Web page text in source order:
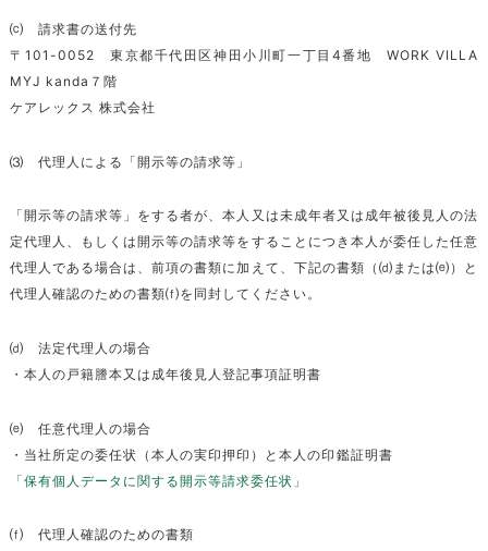
⒞ 請求書の送付先
〒101-0052 東京都千代田区神田小川町一丁目4番地 WORK VILLA
MYJ kanda７階
ケアレックス 株式会社
⑶ 代理人による「開示等の請求等」
「開示等の請求等」をする者が、本人又は未成年者又は成年被後見人の法
定代理人、もしくは開示等の請求等をすることにつき本人が委任した任意
代理人である場合は、前項の書類に加えて、下記の書類（⒟または⒠）と
代理人確認のための書類⒡を同封してください。
⒟ 法定代理人の場合
・本人の戸籍謄本又は成年後見人登記事項証明書
⒠ 任意代理人の場合
・当社所定の委任状（本人の実印押印）と本人の印鑑証明書
「保有個人データに関する開示等請求委任状」
⒡ 代理人確認のための書類